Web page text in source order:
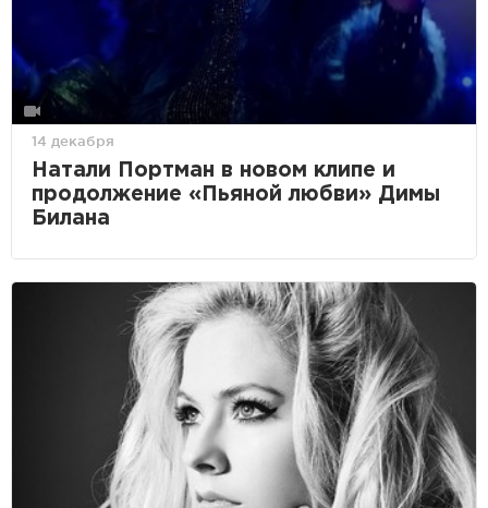
14 декабря
Натали Портман в новом клипе и
продолжение «Пьяной любви» Димы
Билана